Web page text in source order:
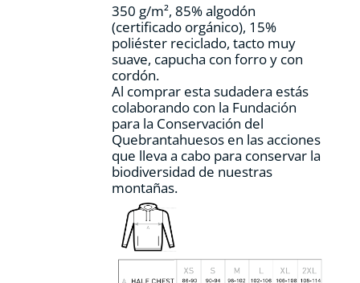
página
de
producto
350 g/m², 85% algodón
(certificado orgánico), 15%
poliéster reciclado, tacto muy
suave, capucha con forro y con
cordón.
Al comprar esta sudadera estás
colaborando con la Fundación
para la Conservación del
Quebrantahuesos en las acciones
que lleva a cabo para conservar la
biodiversidad de nuestras
montañas.